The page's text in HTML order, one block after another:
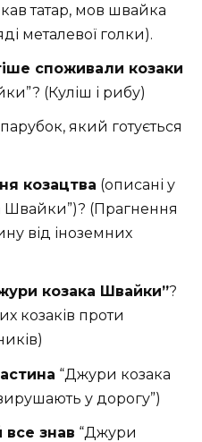
татар, мов швайка
металевої голки).
споживали козаки
(Куліш і рибу)
який готується
козацтва (описані у
Швайки”)? (Прагнення
від іноземних
козака Швайки”?
козаків проти
“Джури козака
у дорогу”)
все знав “Джури